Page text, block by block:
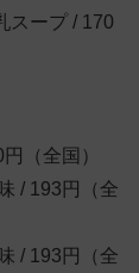
スープ / 170
（全国）
/ 193円（全
/ 193円（全